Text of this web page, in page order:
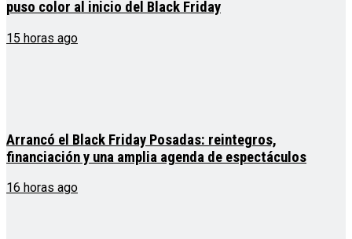
puso color al inicio del Black Friday
15 horas ago
Arrancó el Black Friday Posadas: reintegros,
financiación y una amplia agenda de espectáculos
16 horas ago